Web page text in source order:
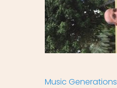
Music Generations